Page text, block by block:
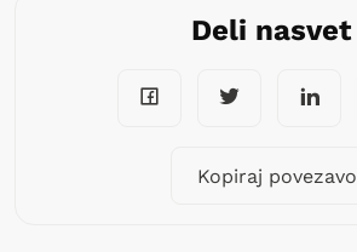
Deli nasvet
Kopiraj povezavo